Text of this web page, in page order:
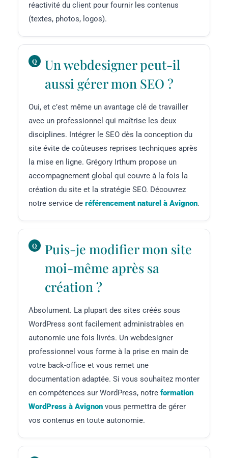
réactivité du client pour fournir les contenus
(textes, photos, logos).
Un webdesigner peut-il
aussi gérer mon SEO ?
Oui, et c’est même un avantage clé de travailler
avec un professionnel qui maîtrise les deux
disciplines. Intégrer le SEO dès la conception du
site évite de coûteuses reprises techniques après
la mise en ligne. Grégory Irthum propose un
accompagnement global qui couvre à la fois la
création du site et la stratégie SEO. Découvrez
notre service de référencement naturel à Avignon.
Puis-je modifier mon site
moi-même après sa
création ?
Absolument. La plupart des sites créés sous
WordPress sont facilement administrables en
autonomie une fois livrés. Un webdesigner
professionnel vous forme à la prise en main de
votre back-office et vous remet une
documentation adaptée. Si vous souhaitez monter
en compétences sur WordPress, notre formation
WordPress à Avignon vous permettra de gérer
vos contenus en toute autonomie.